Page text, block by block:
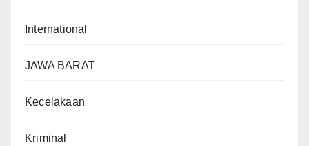
International
JAWA BARAT
Kecelakaan
Kriminal